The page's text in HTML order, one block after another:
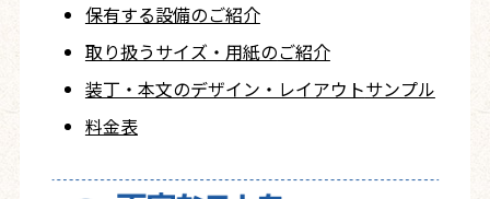
保有する設備のご紹介
取り扱うサイズ・用紙のご紹介
装丁・本文のデザイン・レイアウトサンプル
料金表